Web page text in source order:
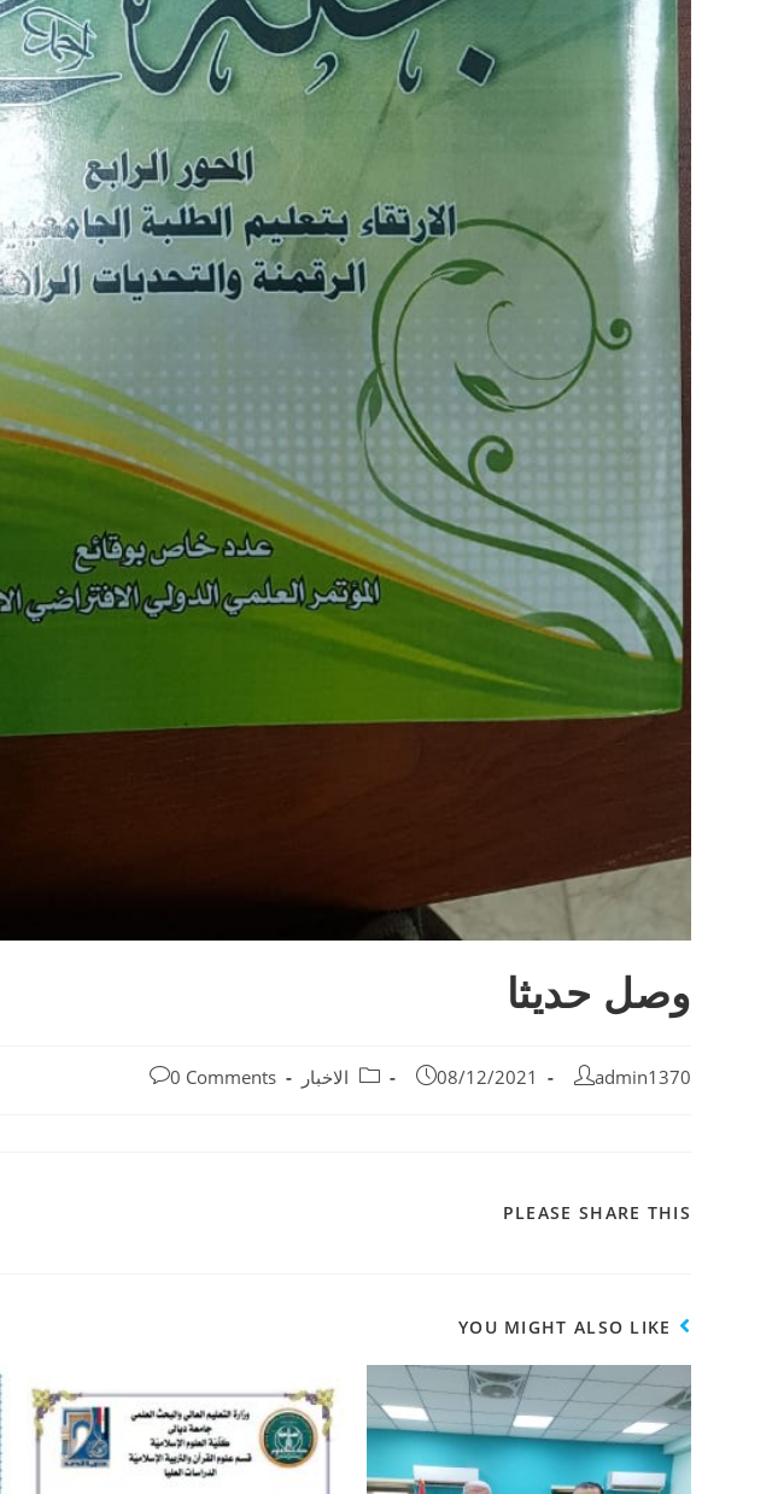
وصل حديثا
admin1370
08/12/2021 الاخبار 0 Comments
PLEASE SHARE THIS
YOU MIGHT ALSO LIKE